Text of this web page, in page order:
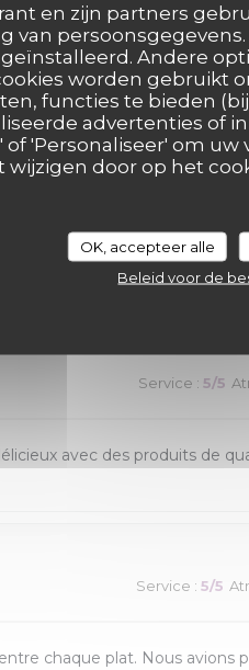
en zijn partners
van
Andere
worden gebruikt
functies te bieden
advertenties of
of 'Personaliseer' om
door op het
OK, accepteer alle
Beleid voor de
Service: 5/5
plats très bien, service
Service:4/5
Service : 5/5
avec des produits de
Service : 5/5
chaque plat. Nous avions